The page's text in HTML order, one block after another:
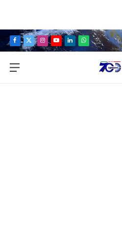
Facebook
X
Instagram
YouTubeLinkedInWhatsApp